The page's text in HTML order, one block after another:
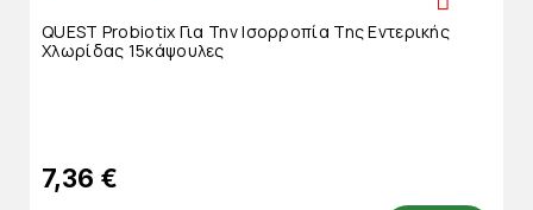
QUEST Probiotix Για Την Ισορροπία Της Εντερικής
Χλωρίδας 15κάψουλες
7,36 €